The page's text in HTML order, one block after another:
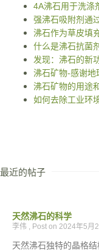
4A沸石用于洗涤
强沸石吸附剂通
沸石作为草皮填
什么是沸石抗菌
发现：沸石的
沸石矿物-感谢地
沸石矿物的用途
如何去除工业环
最近的帖子
天然沸石的科学
李伟 2024年5月
天然沸石独特的晶格